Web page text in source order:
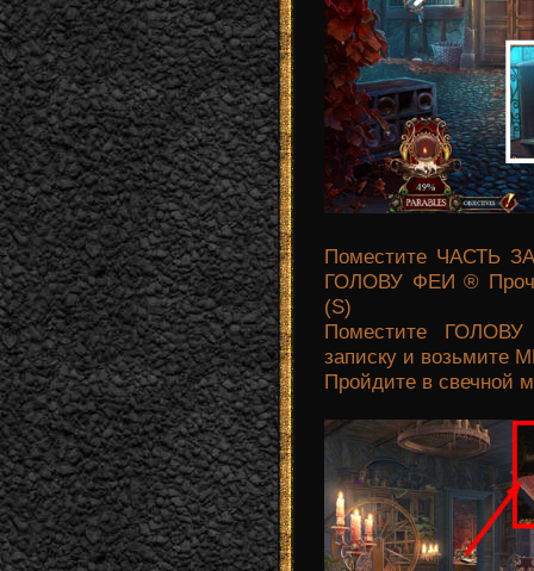
Поместите ЧАСТЬ
ГОЛОВУ ФЕИ ®
(S)
Поместите
записку и возьмите
Пройдите в свечной